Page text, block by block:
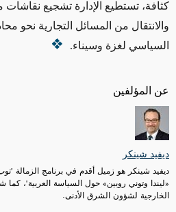
عن المؤلفين
ديفيد شينكر
ديفيد شينكر هو زميل أقدم في برنامج الزمالة
«ليندا وتوني روبين» حول السياسة العربية"،
الخارجية لشؤون الشرق الأدنى.
كثافة، تستطيع الإدارة تشجيع
والانتقال من المسائل التجارية نحو
السياسي لغزة وسيناء.